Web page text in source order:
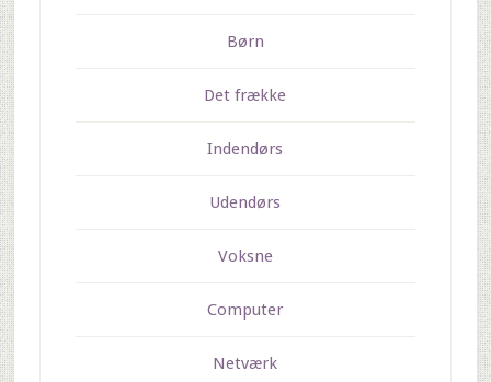
Børn
Det frække
Indendørs
Udendørs
Voksne
Computer
Netværk